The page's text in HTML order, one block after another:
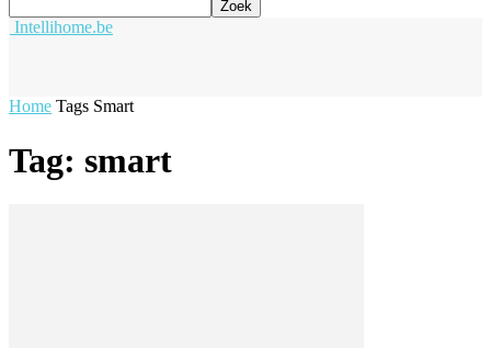
Intellihome.be
Home Tags Smart
Tag: smart